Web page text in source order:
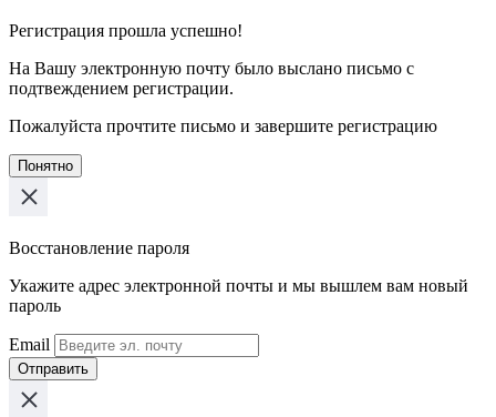
Регистрация прошла успешно!
На Вашу электронную почту было выслано письмо с
подтвеждением регистрации.
Пожалуйста прочтите письмо и завершите регистрацию
Понятно
Восстановление пароля
Укажите адрес электронной почты и мы вышлем вам новый
пароль
Email
Отправить